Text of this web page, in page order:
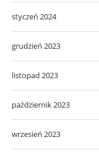
styczeń 2024
grudzień 2023
listopad 2023
październik 2023
wrzesień 2023